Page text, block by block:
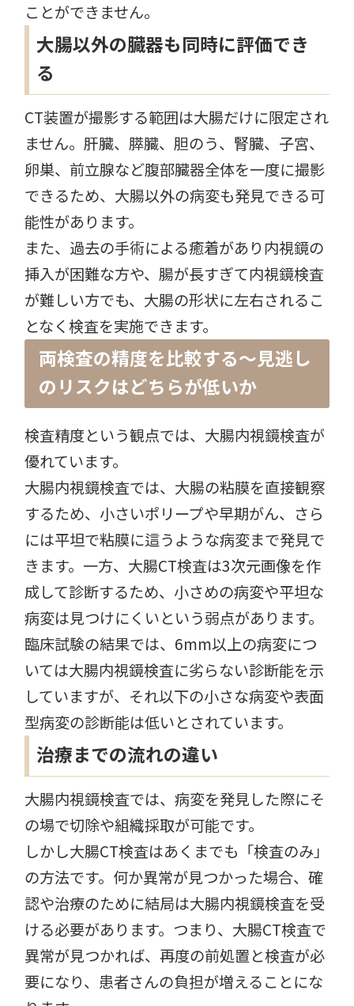
ことができません。
大腸以外の臓器も同時に評価でき
る
CT装置が撮影する範囲は大腸だけに限定され
ません。肝臓、膵臓、胆のう、腎臓、子宮、
卵巣、前立腺など腹部臓器全体を一度に撮影
できるため、大腸以外の病変も発見できる可
能性があります。
また、過去の手術による癒着があり内視鏡の
挿入が困難な方や、腸が長すぎて内視鏡検査
が難しい方でも、大腸の形状に左右されるこ
となく検査を実施できます。
両検査の精度を比較する〜見逃し
のリスクはどちらが低いか
検査精度という観点では、大腸内視鏡検査が
優れています。
大腸内視鏡検査では、大腸の粘膜を直接観察
するため、小さいポリープや早期がん、さら
には平坦で粘膜に這うような病変まで発見で
きます。一方、大腸CT検査は3次元画像を作
成して診断するため、小さめの病変や平坦な
病変は見つけにくいという弱点があります。
臨床試験の結果では、6mm以上の病変につ
いては大腸内視鏡検査に劣らない診断能を示
していますが、それ以下の小さな病変や表面
型病変の診断能は低いとされています。
治療までの流れの違い
大腸内視鏡検査では、病変を発見した際にそ
の場で切除や組織採取が可能です。
しかし大腸CT検査はあくまでも「検査のみ」
の方法です。何か異常が見つかった場合、確
認や治療のために結局は大腸内視鏡検査を受
ける必要があります。つまり、大腸CT検査で
異常が見つかれば、再度の前処置と検査が必
要になり、患者さんの負担が増えることにな